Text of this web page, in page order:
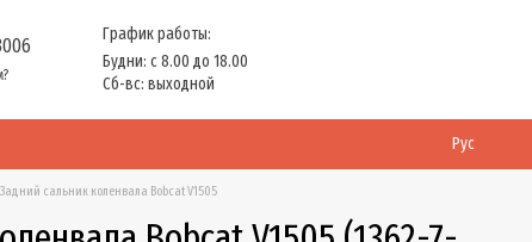
График работы:
Будни: с 8.00 до 18.00
Сб-вс: выходной
Рус
Задний сальник коленвала Bobcat V1505